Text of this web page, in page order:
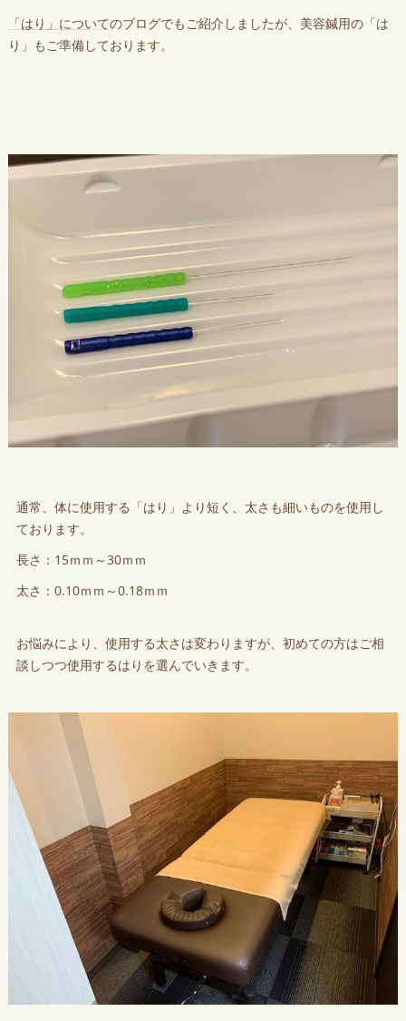
「はり」についてのブログでもご紹介しましたが、美容鍼用の「は
り」もご準備しております。
通常、体に使用する「はり」より短く、太さも細いものを使用し
ております。
長さ：15ｍｍ～30ｍｍ
太さ：0.10ｍｍ～0.18ｍｍ
お悩みにより、使用する太さは変わりますが、初めての方はご相
談しつつ使用するはりを選んでいきます。